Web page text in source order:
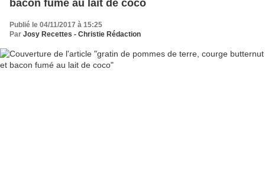
bacon fumé au lait de coco
Publié le 04/11/2017 à 15:25
Par Josy Recettes - Christie Rédaction